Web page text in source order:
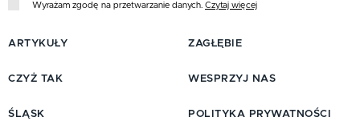
Wyrażam zgodę na przetwarzanie danych. Czytaj więcej
ARTYKUŁY
CZYŻ TAK
ŚLĄSK
ZAGŁĘBIE
WESPRZYJ NAS
POLITYKA PRYWATNOŚCI